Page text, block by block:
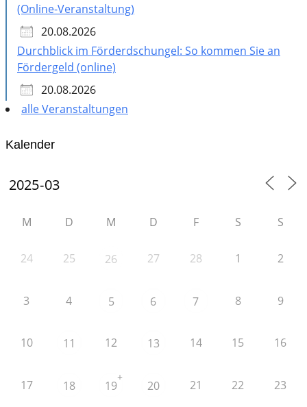
(Online-Veranstaltung)
20.08.2026
Durchblick im Förderdschungel: So kommen Sie an
Fördergeld (online)
20.08.2026
alle Veranstaltungen
Kalender
M D M D F S S
24 25 26 27 28 1 2
3 4 5 6 7 8 9
10 11 12 13 14 15 16
17 18 19
+
20 21 22 23